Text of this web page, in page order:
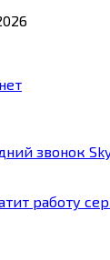
звонок
работу